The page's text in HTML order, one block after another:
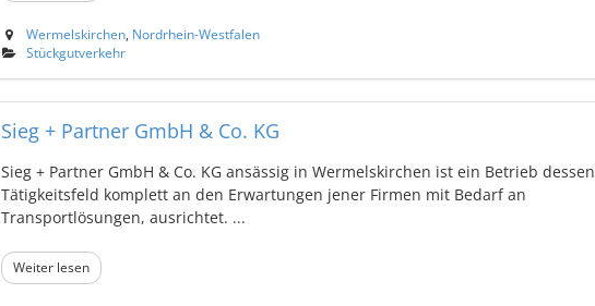
Wermelskirchen, Nordrhein-Westfalen
Stückgutverkehr
Sieg + Partner GmbH & Co. KG
Sieg + Partner GmbH & Co. KG ansässig in Wermelskirchen ist ein Betrieb dessen
Tätigkeitsfeld komplett an den Erwartungen jener Firmen mit Bedarf an
Transportlösungen, ausrichtet. ...
Weiter lesen